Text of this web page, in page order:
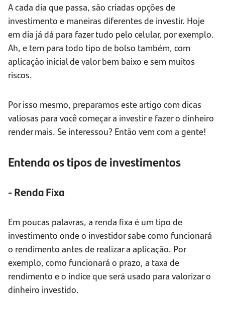
A cada dia que passa, são criadas opções de
investimento e maneiras diferentes de investir. Hoje
em dia já dá para fazer tudo pelo celular, por exemplo.
Ah, e tem para todo tipo de bolso também, com
aplicação inicial de valor bem baixo e sem muitos
riscos.
Por isso mesmo, preparamos este artigo com dicas
valiosas para você começar a investir e fazer o dinheiro
render mais. Se interessou? Então vem com a gente!
Entenda os tipos de investimentos
- Renda Fixa
Em poucas palavras, a renda fixa é um tipo de
investimento onde o investidor sabe como funcionará
o rendimento antes de realizar a aplicação. Por
exemplo, como funcionará o prazo, a taxa de
rendimento e o índice que será usado para valorizar o
dinheiro investido.